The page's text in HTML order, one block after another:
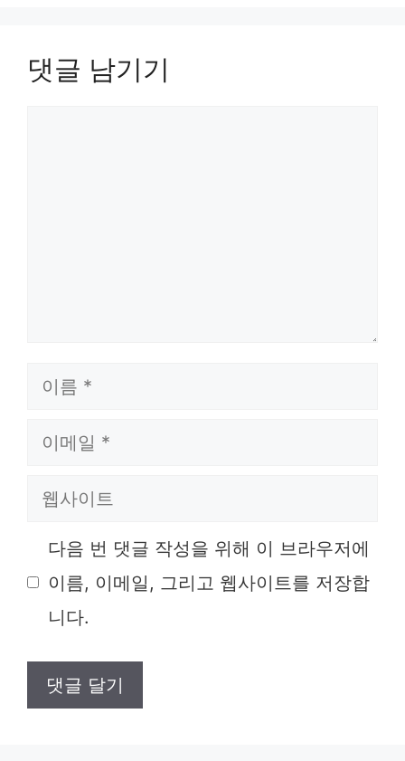
댓글 남기기
이
이
일
웹
트
다음 번 댓글 작성을 위해 이 브라우저에
이름, 이메일, 그리고 웹사이트를 저장합
니다.